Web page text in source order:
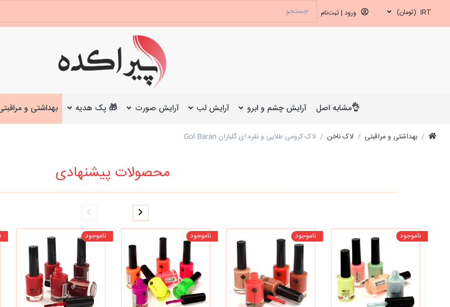
IRT (تومان) ورود | ثبت‌نام
👌مشابه اصل آرایش چشم و ابرو آرایش لب آرایش صورت 🎁 پک هدیه بهداشتی و
بهداشتی و مراقبتی لاک ناخن لاک کرومی طلایی و نقره ای گلباران Gol Baran
محصولات پیشنهادی
ناموجود ناموجود ناموجود ناموجود